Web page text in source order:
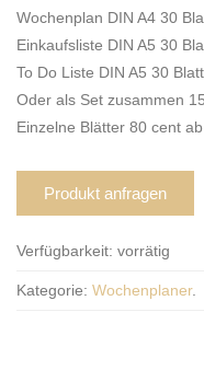
Wochenplan DIN A4 30
Einkaufsliste DIN A5 30
To Do Liste DIN A5 30
Oder als Set zusammen
Einzelne Blätter 80 cent
Produkt anfragen
Verfügbarkeit: vorrätig
Kategorie: Wochenplaner.